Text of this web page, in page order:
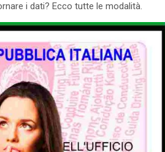
i dati? Ecco tutte le modalità.